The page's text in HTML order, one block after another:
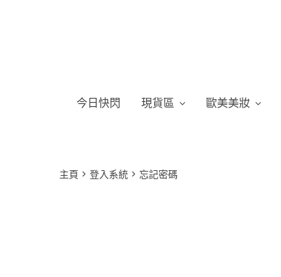
今日快閃 現貨區 歐美美妝
主頁 登入系統 忘記密碼